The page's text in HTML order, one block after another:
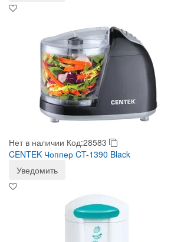
Нет в наличии Код:28583
CENTEK Чоппер CT-1390 Black
Уведомить